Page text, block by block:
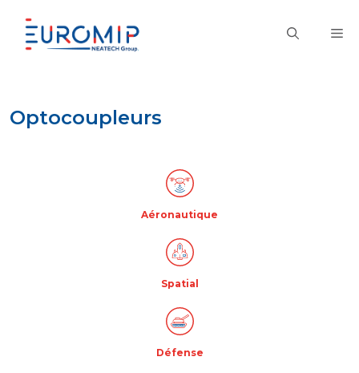
contenu
Optocoupleurs
Aéronautique
Spatial
Défense